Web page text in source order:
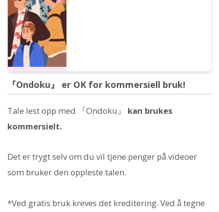
『Ondoku』 er OK for kommersiell bruk!
Tale lest opp med 『Ondoku』 kan brukes
kommersielt.
Det er trygt selv om du vil tjene penger på videoer
som bruker den oppleste talen.
*Ved gratis bruk kreves det kreditering. Ved å tegne